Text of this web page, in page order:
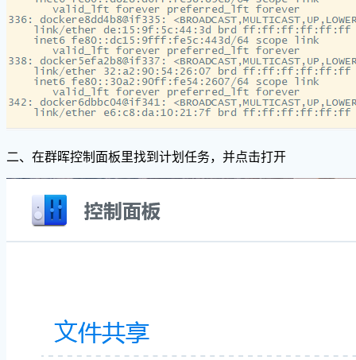
二、在群晖控制面板里找到计划任务，并点击打开